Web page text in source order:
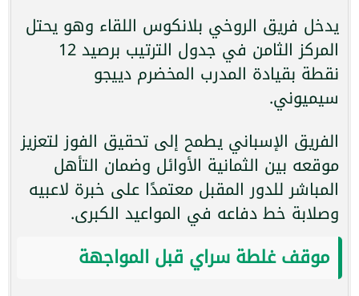
يدخل فريق الروخي بلانكوس اللقاء وهو يحتل
المركز الثامن في جدول الترتيب برصيد 12
نقطة بقيادة المدرب المخضرم دييجو
سيميوني.
الفريق الإسباني يطمح إلى تحقيق الفوز لتعزيز
موقعه بين الثمانية الأوائل وضمان التأهل
المباشر للدور المقبل معتمدًا على خبرة لاعبيه
وصلابة خط دفاعه في المواعيد الكبرى.
موقف غلطة سراي قبل المواجهة